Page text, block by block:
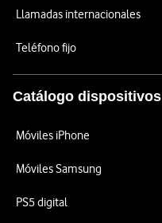
Llamadas internacionales
Teléfono fijo
Catálogo dispositivos
Móviles iPhone
Móviles Samsung
PS5 digital